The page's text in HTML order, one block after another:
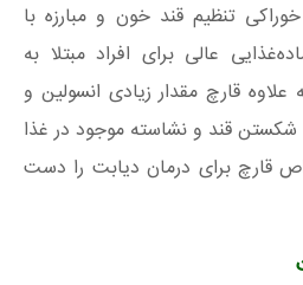
تنظیم قند خون و مبارزه با
عالی برای افراد مبتلا به
قارچ مقدار زیادی انسولین و
شکستن قند و نشاسته‌ موجود در غذا
قارچ برای درمان دیابت را دست